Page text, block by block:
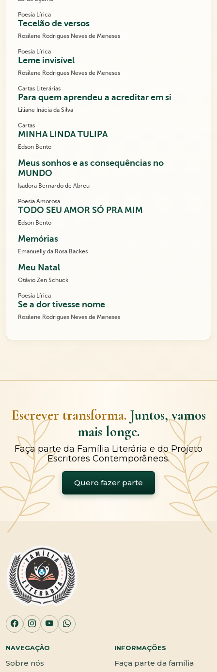
Poesia Lírica
Tecelão de versos
Rosilene Rodrigues Neves de Meneses
Poesia Lírica
Leme invisível
Rosilene Rodrigues Neves de Meneses
Cartas Literárias
Para quem aprendeu a acreditar em si
Liliane Inácia da Silva
Cartas
MINHA LINDA TULIPA
Edson Bento
Meus sonhos e as consequências no
MUNDO
Isadora Bernardo de Abreu
Poesia Amorosa
TODO SEU AMOR SÓ PRA MIM
Edson Bento
Memórias
Emanuelly da Rosa Backes
Meu Natal
Otávio Zen Schuck
Poesia Lírica
Se a dor tivesse nome
Rosilene Rodrigues Neves de Meneses
Escrever transforma. Juntos, vamos
mais longe.
Faça parte da Família Literária e do Projeto
Escritores Contemporâneos.
Quero fazer parte
NAVEGAÇÃO
Sobre nós
INFORMAÇÕES
Faça parte da família